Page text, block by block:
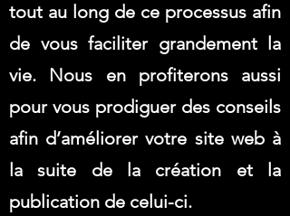
tout au long de ce processus afin
de vous faciliter grandement la
vie. Nous en profiterons aussi
pour vous prodiguer des conseils
afin d’améliorer votre site web à
la suite de la création et la
publication de celui-ci.